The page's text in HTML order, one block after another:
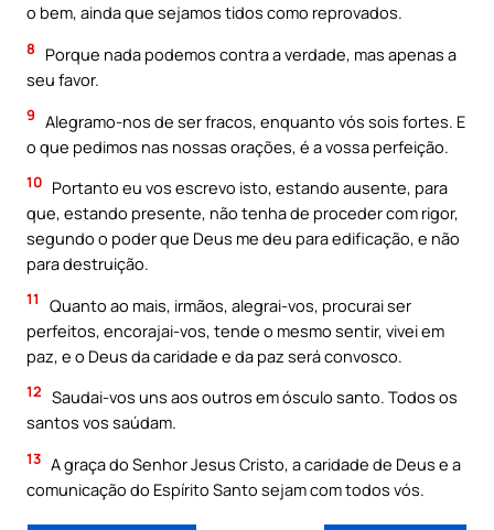
o bem, ainda que sejamos tidos como reprovados.
8
Porque nada podemos contra a verdade, mas apenas a
seu favor.
9 Alegramo-nos de ser fracos, enquanto vós sois fortes. E
o que pedimos nas nossas orações, é a vossa perfeição.
10 Portanto eu vos escrevo isto, estando ausente, para
que, estando presente, não tenha de proceder com rigor,
segundo o poder que Deus me deu para edificação, e não
para destruição.
11
Quanto ao mais, irmãos, alegrai-vos, procurai ser
perfeitos, encorajai-vos, tende o mesmo sentir, vivei em
paz, e o Deus da caridade e da paz será convosco.
12 Saudai-vos uns aos outros em ósculo santo. Todos os
santos vos saúdam.
13 A graça do Senhor Jesus Cristo, a caridade de Deus e a
comunicação do Espírito Santo sejam com todos vós.